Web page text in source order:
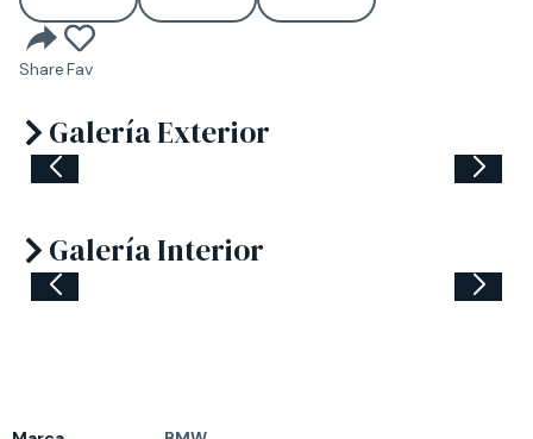
Galería Exterior
Galería Interior
ShareFav